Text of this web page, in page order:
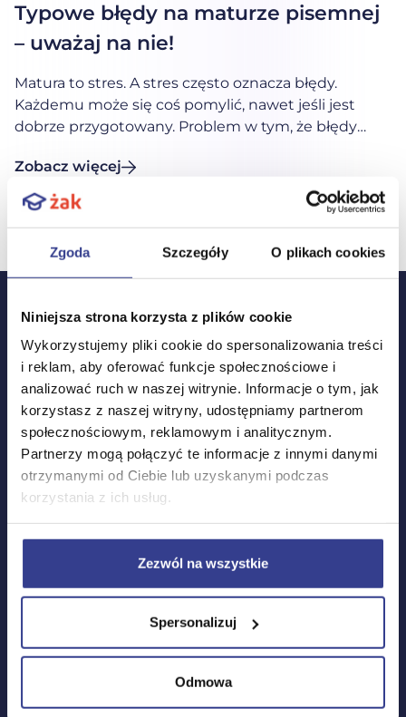
Zgoda Szczegóły O plikach cookies
Niniejsza strona korzysta z plików cookie
Wykorzystujemy pliki cookie do spersonalizowania treści
i reklam, aby oferować funkcje społecznościowe i
analizować ruch w naszej witrynie. Informacje o tym, jak
korzystasz z naszej witryny, udostępniamy partnerom
społecznościowym, reklamowym i analitycznym.
Partnerzy mogą połączyć te informacje z innymi danymi
otrzymanymi od Ciebie lub uzyskanymi podczas
korzystania z ich usług.
Zezwól na wszystkie
Spersonalizuj
Odmowa
27-03-2026
Typowe błędy na maturze pisemnej
– uważaj na nie!
Matura to stres. A stres często oznacza błędy.
Każdemu może się coś pomylić, nawet jeśli jest
dobrze przygotowany. Problem w tym, że błędy
najczęściej nie wychodzi na egzaminach pisemnych
i na co szczególnie uważać. Sprawdźmy. Typowe
błędy w wypracowaniu maturalnym – jak ich
wymaga przygotowania, […]
Zobacz więcej
Stopka
Materiały wideo
Powtórka z matematyki
Powtórka z polskiego
Powtórka z angielskiego
Testy i arkusze maturalne
Wszystkie testy